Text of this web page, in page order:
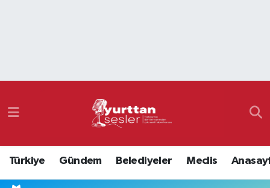
Türkiye Gündem Belediyeler Meclis
Namaz Vakitleri
Süper Lig Puan Durumu ve Fikstür